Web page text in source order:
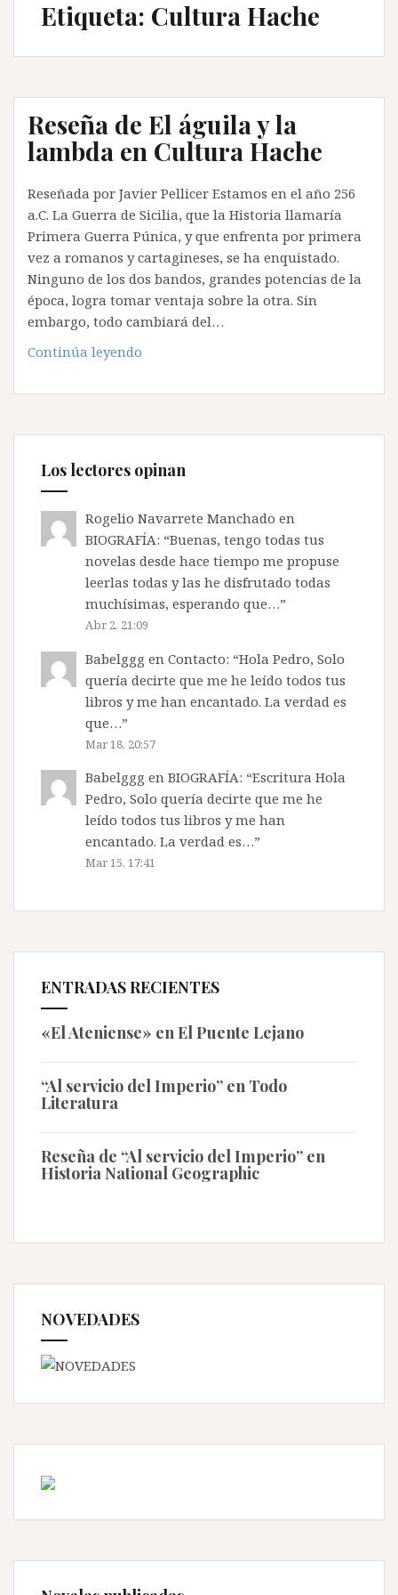
Etiqueta: Cultura Hache
Reseña de El águila y la
lambda en Cultura Hache
Reseñada por Javier Pellicer Estamos en el año 256
a.C. La Guerra de Sicilia, que la Historia llamaría
Primera Guerra Púnica, y que enfrenta por primera
vez a romanos y cartagineses, se ha enquistado.
Ninguno de los dos bandos, grandes potencias de la
época, logra tomar ventaja sobre la otra. Sin
embargo, todo cambiará del…
Continúa leyendo
El
y
lambda
Cultura
Hache
Los lectores opinan
Rogelio Navarrete Manchado en
BIOGRAFÍA: “Buenas, tengo todas tus
novelas desde hace tiempo me propuse
leerlas todas y las he disfrutado todas
muchísimas, esperando que…”
Abr 2, 21:09
Babelggg en Contacto: “Hola Pedro, Solo
quería decirte que me he leído todos tus
libros y me han encantado. La verdad es
que…”
Mar 18, 20:57
Babelggg en BIOGRAFÍA: “Escritura Hola
Pedro, Solo quería decirte que me he
leído todos tus libros y me han
encantado. La verdad es…”
Mar 15, 17:41
ENTRADAS RECIENTES
«El Ateniense» en El Puente Lejano
“Al servicio del Imperio” en Todo
Literatura
Reseña de “Al servicio del Imperio” en
Historia National Geographic
NOVEDADES